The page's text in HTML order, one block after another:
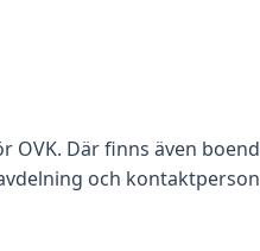
Där finns även
och